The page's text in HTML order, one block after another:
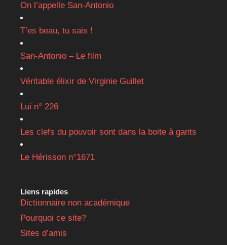
On l’appelle San-Antonio
T’es beau, tu sais !
San-Antonio – Le film
Véritable élixir de Virginie Guillet
Lui n° 226
Les clefs du pouvoir sont dans la boite à gants
Le Hérisson n°1671
Liens rapides
Dictionnaire non académique
Pourquoi ce site?
Sites d’amis